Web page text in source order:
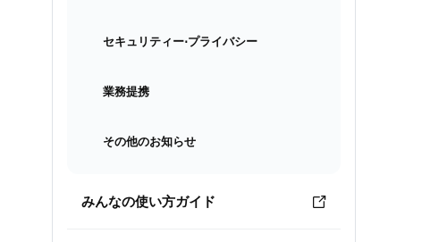
セキュリティー⋅プライバシー
業務提携
その他のお知らせ
みんなの使い方ガイド